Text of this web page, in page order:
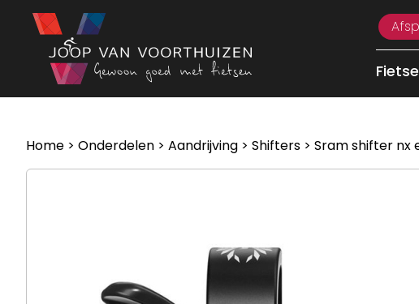
Ga naar de inhoud
Home > Onderdelen > Aandrijving > Shifters > Sram shifter nx